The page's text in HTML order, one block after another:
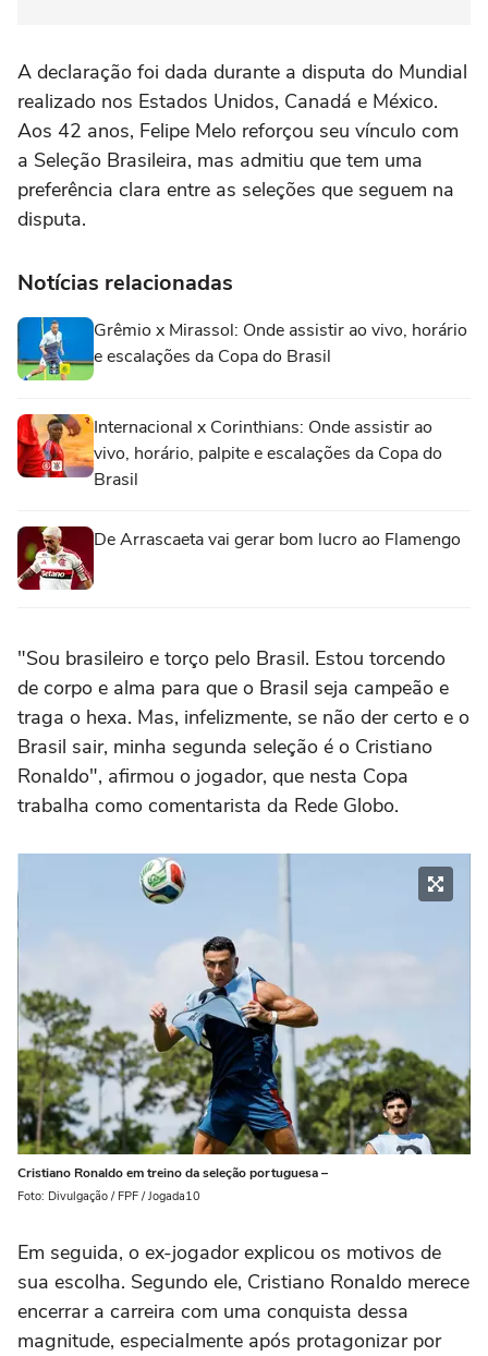
A declaração foi dada durante a disputa do Mundial
realizado nos Estados Unidos, Canadá e México.
Aos 42 anos, Felipe Melo reforçou seu vínculo com
a Seleção Brasileira, mas admitiu que tem uma
preferência clara entre as seleções que seguem na
disputa.
Notícias relacionadas
Grêmio x Mirassol: Onde assistir ao vivo, horário
e escalações da Copa do Brasil
Internacional x Corinthians: Onde assistir ao
vivo, horário, palpite e escalações da Copa do
Brasil
De Arrascaeta vai gerar bom lucro ao Flamengo
"Sou brasileiro e torço pelo Brasil. Estou torcendo
de corpo e alma para que o Brasil seja campeão e
traga o hexa. Mas, infelizmente, se não der certo e o
Brasil sair, minha segunda seleção é o Cristiano
Ronaldo", afirmou o jogador, que nesta Copa
trabalha como comentarista da Rede Globo.
Cristiano Ronaldo em treino da seleção portuguesa –
Foto: Divulgação / FPF / Jogada10
Em seguida, o ex-jogador explicou os motivos de
sua escolha. Segundo ele, Cristiano Ronaldo merece
encerrar a carreira com uma conquista dessa
magnitude, especialmente após protagonizar por